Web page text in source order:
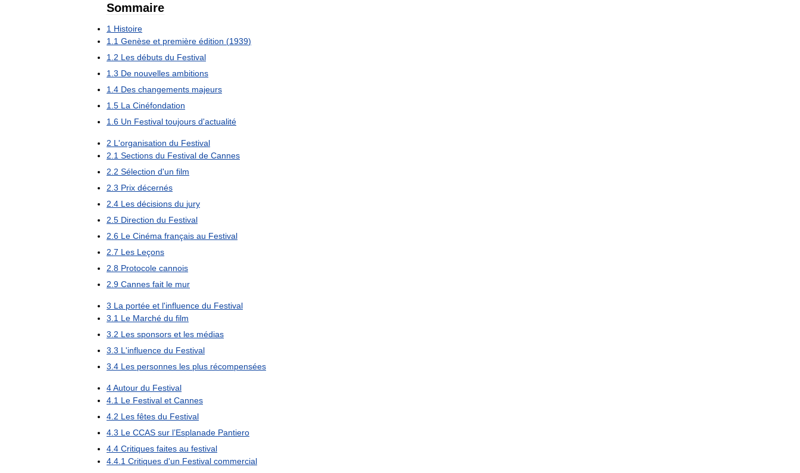
Sommaire
1 Histoire
1 1 Genèse et première édition (1939)
1 2 Les débuts du Festival
1 3 De nouvelles ambitions
1 4 Des changements majeurs
1 5 La Cinéfondation
1 6 Un Festival toujours d'actualité
2 L 'organisation du Festival
2 1 Sections du Festival de Cannes
2 2 Sélection d'un film
2 3 Prix décernés
2 4 Les décisions du jury
2 5 Direction du Festival
2 6 Le Cinéma français au Festival
2 7 Les Leçons
2 8 Protocole cannois
2 9 Cannes fait le mur
3 La portée et l'influence du Festival
3 1 Le Marché du film
3 2 Les sponsors et les médias
3 3 L 'influence du Festival
3 4 Les personnes les plus récompensées
4Autour du Festival
4 1 Le Festival et Cannes
4 2 Les fêtes du Festival
4 3 Le CCAS sur l’Esplanade Pantiero
4 4 Critiques faites au festival
4 4 1 Critiques d'un Festival commercial